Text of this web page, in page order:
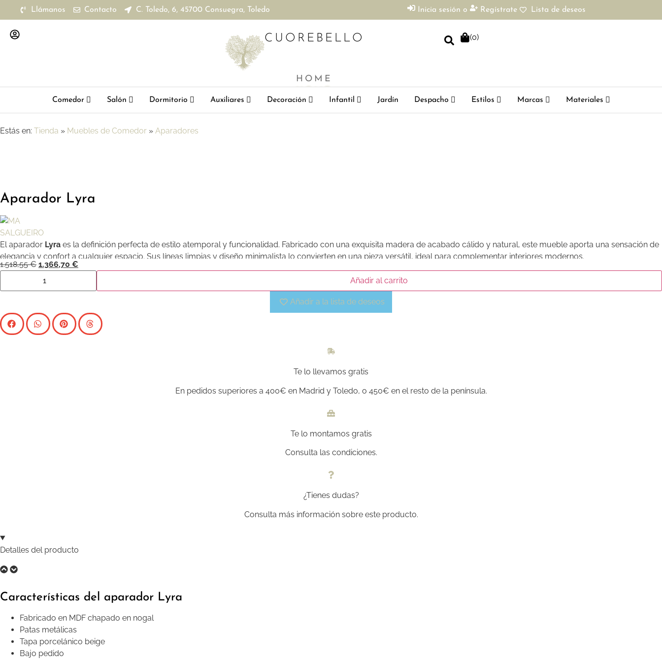
Llámanos Contacto C. Toledo, 6, 45700 Consuegra, Toledo Inicia sesión o Regístrate Lista de deseos
HOME
CUOREBELLO (0)
Comedor Salón Dormitorio Auxiliares Decoración Infantil Jardín Despacho Estilos Marcas Materiales
Estás en: Tienda » Muebles de Comedor » Aparadores
Aparador Lyra
El aparador Lyra es la definición perfecta de estilo atemporal y funcionalidad. Fabricado con una exquisita madera de acabado cálido y natural, este mueble aporta una sensación de
elegancia y confort a cualquier espacio. Sus líneas limpias y diseño minimalista lo convierten en una pieza versátil, ideal para complementar interiores modernos.
1.518,55€ 1.366,70 €
Añadir al carrito
Añadir a la lista de deseos
Te lo llevamos gratis
En pedidos superiores a 400€ en Madrid y Toledo, o 450€ en el resto de la península.
Te lo montamos gratis
Consulta las condiciones.
¿Tienes dudas?
Consulta más información sobre este producto.
Detalles del producto
Características del aparador Lyra
Fabricado en MDF chapado en nogal
Patas metálicas
Tapa porcelánico beige
Bajo pedido